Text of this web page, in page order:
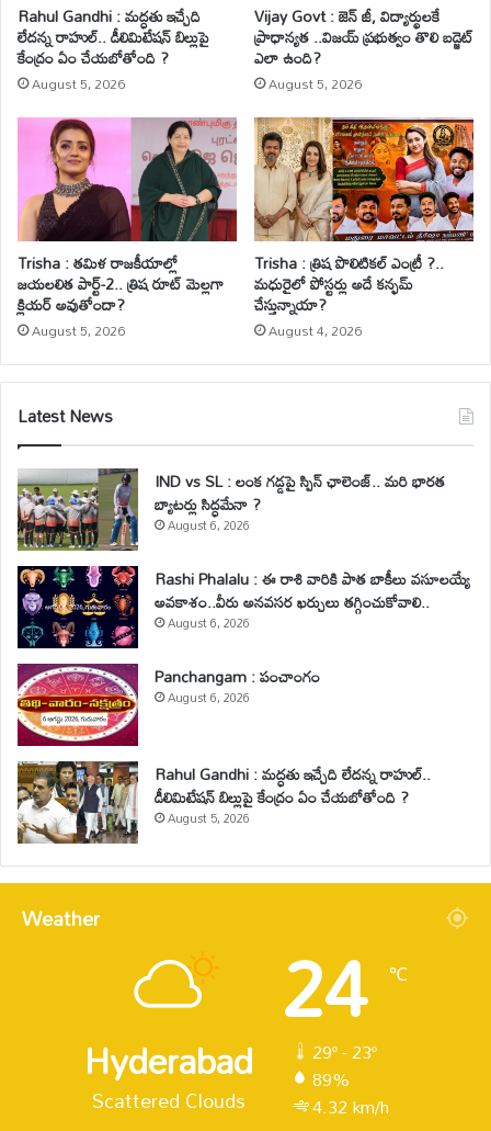
Rahul Gandhi : మద్ధతు ఇచ్చేది
లేదన్న రాహుల్.. డీలిమిటేషన్ బిల్లుపై
కేంద్రం ఏం చేయబోతోంది ?
August 5, 2026
Vijay Govt : జెన్ జీ, విద్యార్థులకే
ప్రాధాన్యత ..విజయ్ ప్రభుత్వం తొలి బడ్జెట్
ఎలా ఉంది?
August 5, 2026
Trisha : తమిళ రాజకీయాల్లో
జయలలిత పార్ట్-2.. త్రిష రూట్ మెల్లగా
క్లియర్ అవుతోందా?
August 5, 2026
Trisha : త్రిష పొలిటికల్ ఎంట్రీ ?..
మధురైలో పోస్టర్లు అదే కన్ఫమ్
చేస్తున్నాయా?
August 4, 2026
Latest News
IND vs SL : లంక గడ్డపై స్పిన్ ఛాలెంజ్.. మరి భారత
బ్యాటర్లు సిద్ధమేనా ?
August 6, 2026
Rashi Phalalu : ఈ రాశి వారికి పాత బాకీలు వసూలయ్యే
అవకాశం..వీరు అనవసర ఖర్చులు తగ్గించుకోవాలి..
August 6, 2026
Panchangam : పంచాంగం
August 6, 2026
Rahul Gandhi : మద్ధతు ఇచ్చేది లేదన్న రాహుల్..
డీలిమిటేషన్ బిల్లుపై కేంద్రం ఏం చేయబోతోంది ?
August 5, 2026
Weather
Hyderabad
Scattered Clouds
24 ℃
29º - 23º
89%
4.32 km/h